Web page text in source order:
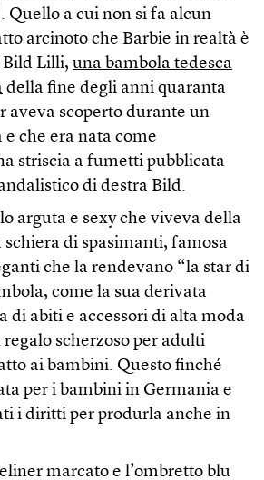
Quello a cui non si fa alcun
arcinoto che Barbie in realtà è
Bild Lilli, una bambola tedesca
della fine degli anni quaranta
aveva scoperto durante un
che era nata come
striscia a fumetti pubblicata
di destra Bild.
arguta e sexy che viveva della
schiera di spasimanti, famosa
che la rendevano “la star di
come la sua derivata
di abiti e accessori di alta moda
scherzoso per adulti
ai bambini. Questo finché
per i bambini in Germania e
i diritti per produrla anche in
marcato e l’ombretto blu